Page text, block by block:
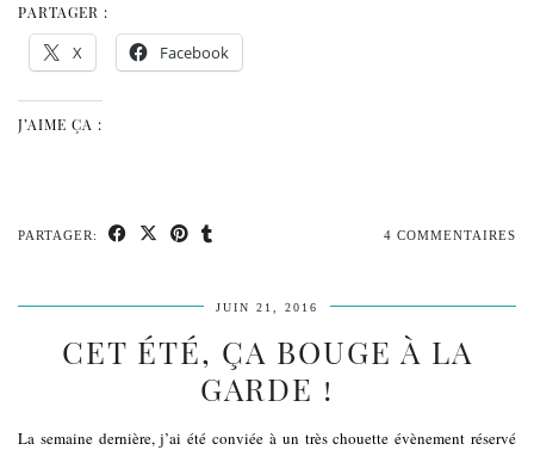
PARTAGER :
X Facebook
J’AIME ÇA :
PARTAGER: 4 COMMENTAIRES
JUIN 21, 2016
CET ÉTÉ, ÇA BOUGE À LA
GARDE !
La semaine dernière, j’ai été conviée à un très chouette évènement réservé